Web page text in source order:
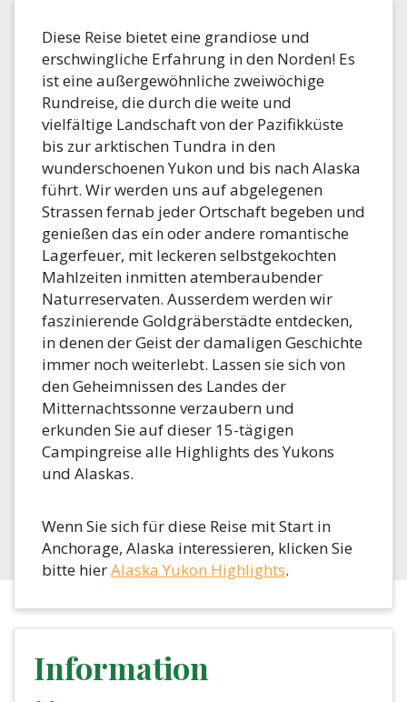
Diese Reise bietet eine grandiose und
erschwingliche Erfahrung in den Norden! Es
ist eine außergewöhnliche zweiwöchige
Rundreise, die durch die weite und
vielfältige Landschaft von der Pazifikküste
bis zur arktischen Tundra in den
wunderschoenen Yukon und bis nach Alaska
führt. Wir werden uns auf abgelegenen
Strassen fernab jeder Ortschaft begeben und
genießen das ein oder andere romantische
Lagerfeuer, mit leckeren selbstgekochten
Mahlzeiten inmitten atemberaubender
Naturreservaten. Ausserdem werden wir
faszinierende Goldgräberstädte entdecken,
in denen der Geist der damaligen Geschichte
immer noch weiterlebt. Lassen sie sich von
den Geheimnissen des Landes der
Mitternachtssonne verzaubern und
erkunden Sie auf dieser 15-tägigen
Campingreise alle Highlights des Yukons
und Alaskas.
Wenn Sie sich für diese Reise mit Start in
Anchorage, Alaska interessieren, klicken Sie
bitte hierAlaska Yukon Highlights.
Information